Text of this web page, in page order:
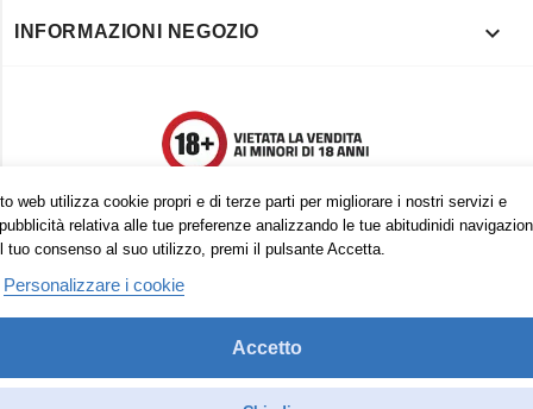
web utilizza cookie propri e di terze parti per migliorare i nostri servizi e
relativa alle tue preferenze analizzando le tue abitudinidi
tuo consenso al suo utilizzo, premi il pulsante Accetta.
Personalizzare i cookie
Accetto
INFORMAZIONI NEGOZIO 
Trovaci anche su: